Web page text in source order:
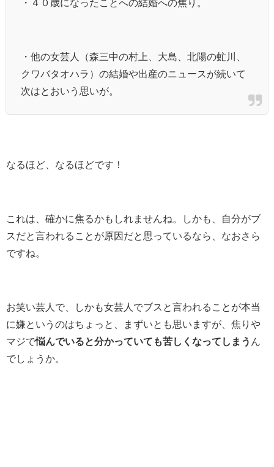
・４０歳になったことへの結婚への焦り。
・他の女芸人（森三中の村上、大島、北陽の虻川、
クワバタオハラ）の結婚や出産のニュースが続いて
次はとおいう思いが。
なるほど、なるほどです！
これは、確かに焦るかもしれませんね。しかも、自分がブ
スだと言われることが原因だと思っているなら、なおさら
ですね。
お笑い芸人で、しかも女芸人でブスと言われることが本当
に嫌というのはちょっと、まずいとも思いますが、焦りや
マジで悩んでいると分かっていても苦しくなってしまう ん
でしょうか。